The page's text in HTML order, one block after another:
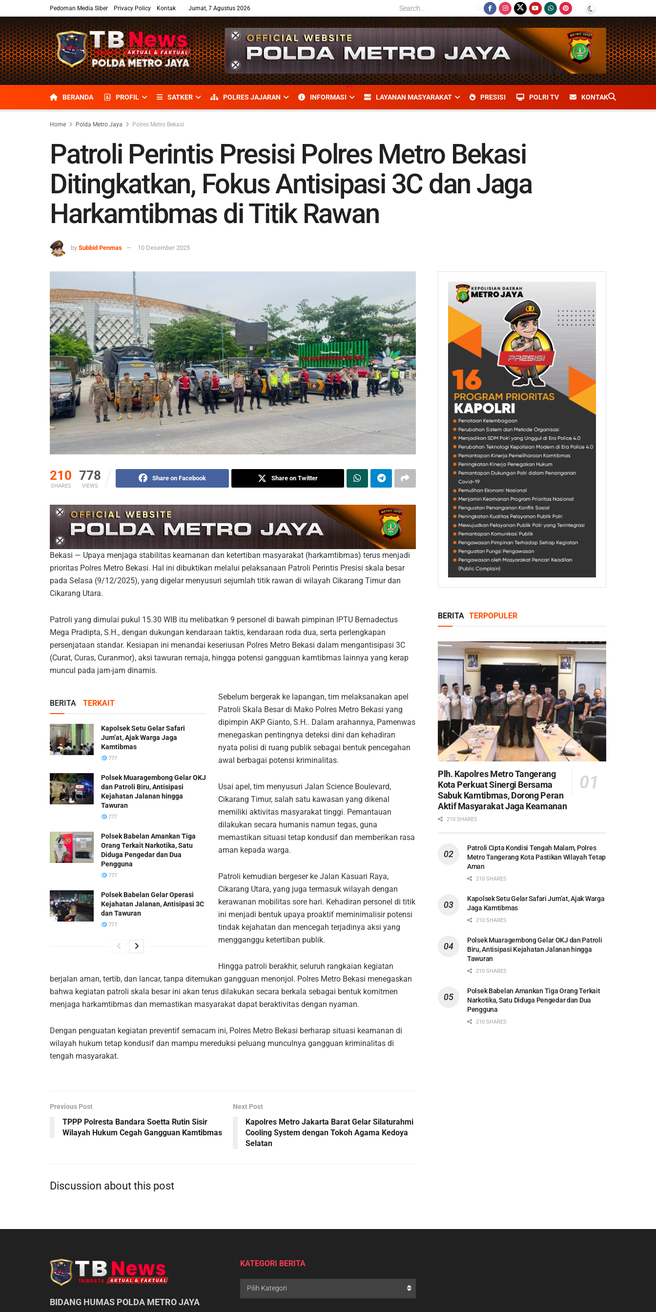
Pedoman Media Siber Privacy Policy Kontak Jumat, 7 Agustus 2026
BERANDA PROFIL SATKER POLRES JAJARAN INFORMASI LAYANAN MASYARAKAT PRESISI POLRI TV KONTAK
Home Polda Metro Jaya Polres Metro Bekasi
Patroli Perintis Presisi Polres Metro Bekasi
Ditingkatkan, Fokus Antisipasi 3C dan Jaga
Harkamtibmas di Titik Rawan
by Subbid Penmas 10 Desember 2025
210
SHARES
778
VIEWS
Share on Facebook Share on Twitter
Bekasi — Upaya menjaga stabilitas keamanan dan ketertiban masyarakat (harkamtibmas) terus menjadi
prioritas Polres Metro Bekasi. Hal ini dibuktikan melalui pelaksanaan Patroli Perintis Presisi skala besar
pada Selasa (9/12/2025), yang digelar menyusuri sejumlah titik rawan di wilayah Cikarang Timur dan
Cikarang Utara.
Patroli yang dimulai pukul 15.30 WIB itu melibatkan 9 personel di bawah pimpinan IPTU Bernadectus
Mega Pradipta, S.H., dengan dukungan kendaraan taktis, kendaraan roda dua, serta perlengkapan
persenjataan standar. Kesiapan ini menandai keseriusan Polres Metro Bekasi dalam mengantisipasi 3C
(Curat, Curas, Curanmor), aksi tawuran remaja, hingga potensi gangguan kamtibmas lainnya yang kerap
muncul pada jam-jam dinamis.
BERITA TERKAIT
Kapolsek Setu Gelar Safari
Jum’at, Ajak Warga Jaga
Kamtibmas
777
Polsek Muaragembong Gelar OKJ
dan Patroli Biru, Antisipasi
Kejahatan Jalanan hingga
Tawuran
777
Polsek Babelan Amankan Tiga
Orang Terkait Narkotika, Satu
Diduga Pengedar dan Dua
Pengguna
777
Polsek Babelan Gelar Operasi
Kejahatan Jalanan, Antisipasi 3C
dan Tawuran
777
Sebelum bergerak ke lapangan, tim melaksanakan apel
Patroli Skala Besar di Mako Polres Metro Bekasi yang
dipimpin AKP Gianto, S.H.. Dalam arahannya, Pamenwas
menegaskan pentingnya deteksi dini dan kehadiran
nyata polisi di ruang publik sebagai bentuk pencegahan
awal berbagai potensi kriminalitas.
Usai apel, tim menyusuri Jalan Science Boulevard,
Cikarang Timur, salah satu kawasan yang dikenal
memiliki aktivitas masyarakat tinggi. Pemantauan
dilakukan secara humanis namun tegas, guna
memastikan situasi tetap kondusif dan memberikan rasa
aman kepada warga.
Patroli kemudian bergeser ke Jalan Kasuari Raya,
Cikarang Utara, yang juga termasuk wilayah dengan
kerawanan mobilitas sore hari. Kehadiran personel di titik
ini menjadi bentuk upaya proaktif meminimalisir potensi
tindak kejahatan dan mencegah terjadinya aksi yang
mengganggu ketertiban publik.
Hingga patroli berakhir, seluruh rangkaian kegiatan
berjalan aman, tertib, dan lancar, tanpa ditemukan gangguan menonjol. Polres Metro Bekasi menegaskan
bahwa kegiatan patroli skala besar ini akan terus dilakukan secara berkala sebagai bentuk komitmen
menjaga harkamtibmas dan memastikan masyarakat dapat beraktivitas dengan nyaman.
Dengan penguatan kegiatan preventif semacam ini, Polres Metro Bekasi berharap situasi keamanan di
wilayah hukum tetap kondusif dan mampu mereduksi peluang munculnya gangguan kriminalitas di
tengah masyarakat.
Previous Post
TPPP Polresta Bandara Soetta Rutin Sisir
Wilayah Hukum Cegah Gangguan Kamtibmas
Next Post
Kapolres Metro Jakarta Barat Gelar Silaturahmi
Cooling System dengan Tokoh Agama Kedoya
Selatan
Discussion about this post
BERITA TERPOPULER
Plh. Kapolres Metro Tangerang
Kota Perkuat Sinergi Bersama
Sabuk Kamtibmas, Dorong Peran
Aktif Masyarakat Jaga Keamanan
210 SHARES
Patroli Cipta Kondisi Tengah Malam, Polres
Metro Tangerang Kota Pastikan Wilayah Tetap
Aman
210 SHARES
Kapolsek Setu Gelar Safari Jum’at, Ajak Warga
Jaga Kamtibmas
210 SHARES
Polsek Muaragembong Gelar OKJ dan Patroli
Biru, Antisipasi Kejahatan Jalanan hingga
Tawuran
210 SHARES
Polsek Babelan Amankan Tiga Orang Terkait
Narkotika, Satu Diduga Pengedar dan Dua
Pengguna
210 SHARES
BIDANG HUMAS POLDA METRO JAYA
KATEGORI BERITA
Pilih Kategori